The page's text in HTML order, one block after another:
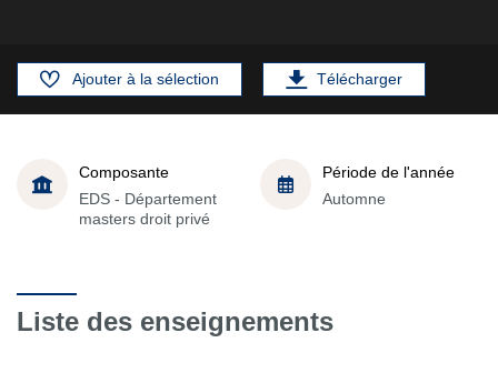
Ajouter à la sélection Télécharger
Composante
EDS - Département
masters droit privé
Période de l'année
Automne
Liste des enseignements